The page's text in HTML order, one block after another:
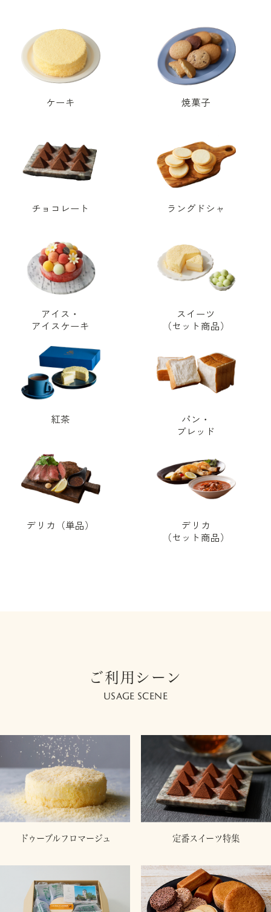
ケーキ 焼菓子
チョコレート ラングドシャ
アイス・
アイスケーキ
スイーツ
（セット商品）
紅茶
パン・
ブレッド
デリカ（単品）
デリカ
（セット商品）
ご利用シーン
USAGE SCENE
ドゥーブルフロマージュ 定番スイーツ特集